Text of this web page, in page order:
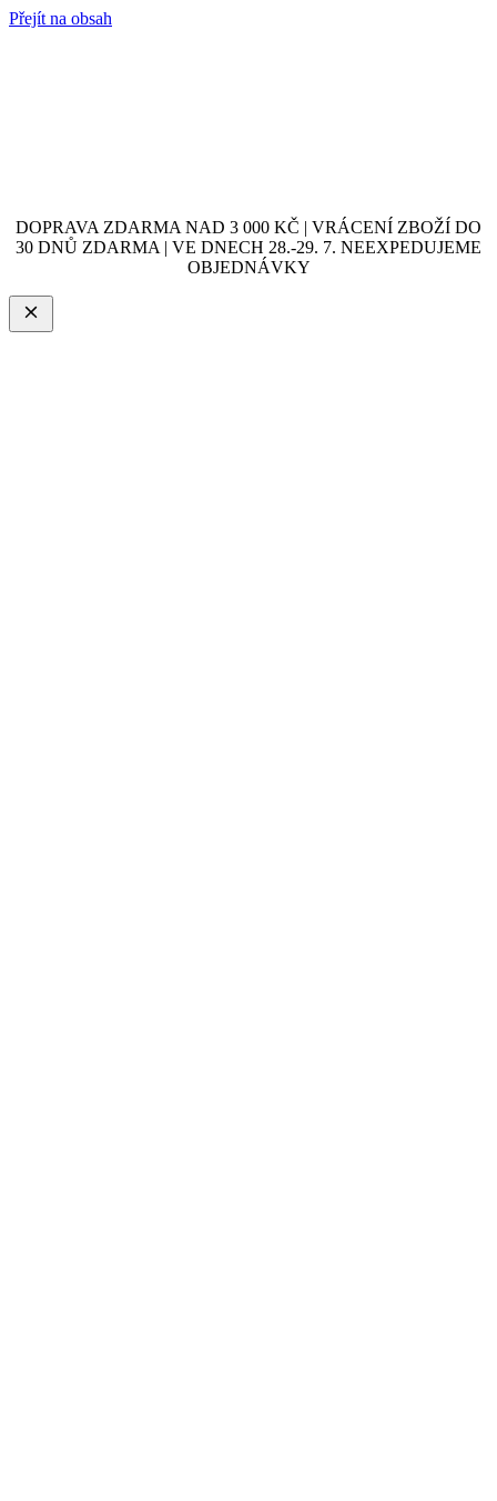
Přejít na obsah
DOPRAVA ZDARMA NAD 3 000 KČ | VRÁCENÍ ZBOŽÍ DO
30 DNŮ ZDARMA | VE DNECH 28.-29. 7. NEEXPEDUJEME
OBJEDNÁVKY